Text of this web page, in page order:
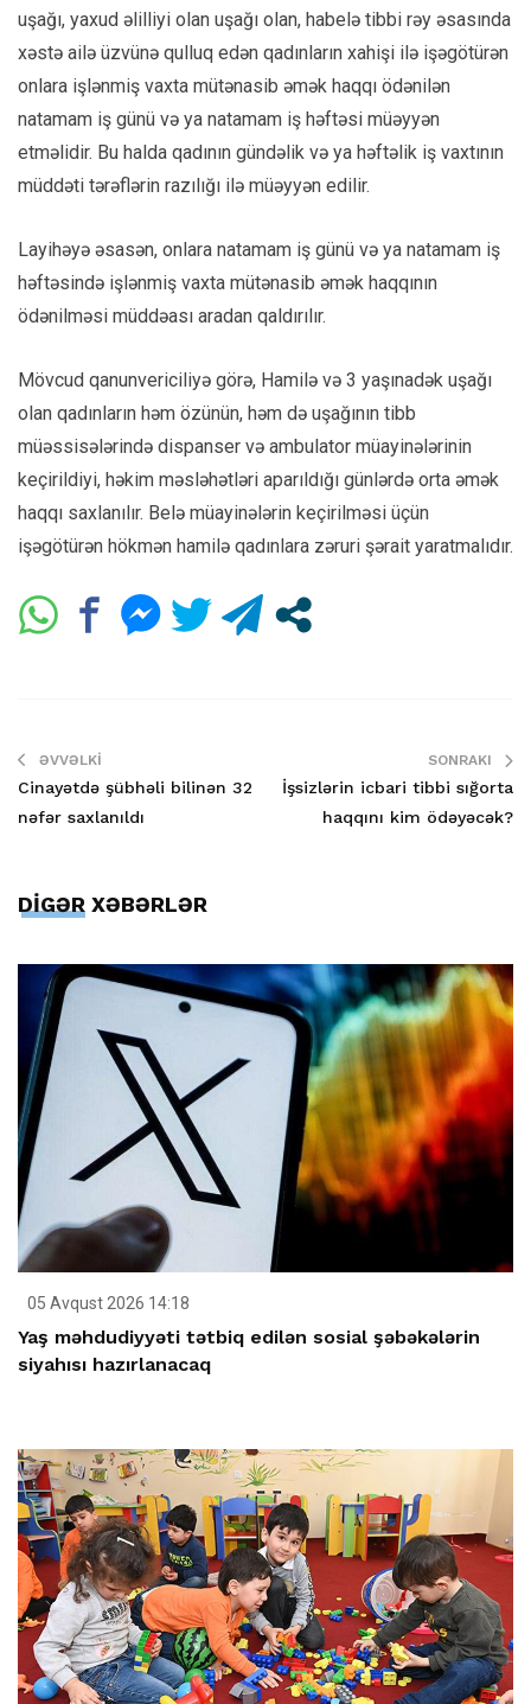
uşağı, yaxud əlilliyi olan uşağı olan, habelə tibbi rəy əsasında
xəstə ailə üzvünə qulluq edən qadınların xahişi ilə işəgötürən
onlara işlənmiş vaxta mütənasib əmək haqqı ödənilən
natamam iş günü və ya natamam iş həftəsi müəyyən
etməlidir. Bu halda qadının gündəlik və ya həftəlik iş vaxtının
müddəti tərəflərin razılığı ilə müəyyən edilir.
Layihəyə əsasən, onlara natamam iş günü və ya natamam iş
həftəsində işlənmiş vaxta mütənasib əmək haqqının
ödənilməsi müddəası aradan qaldırılır.
Mövcud qanunvericiliyə görə, Hamilə və 3 yaşınadək uşağı
olan qadınların həm özünün, həm də uşağının tibb
müəssisələrində dispanser və ambulator müayinələrinin
keçirildiyi, həkim məsləhətləri aparıldığı günlərdə orta əmək
haqqı saxlanılır. Belə müayinələrin keçirilməsi üçün
işəgötürən hökmən hamilə qadınlara zəruri şərait yaratmalıdır.
ƏVVƏLKI
Cinayətdə şübhəli bilinən 32
nəfər saxlanıldı
SONRAKI
İşsizlərin icbari tibbi sığorta
haqqını kim ödəyəcək?
DİGƏR XƏBƏRLƏR
05 Avqust 2026 14:18
Yaş məhdudiyyəti tətbiq edilən sosial şəbəkələrin
siyahısı hazırlanacaq